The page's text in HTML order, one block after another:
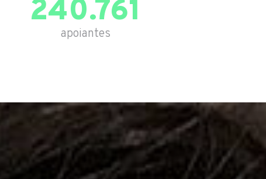
240.761
apoiantes